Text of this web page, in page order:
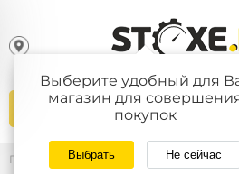
Выберите удобный для
магазин для
покупок
Выбрать Не сейчас
Главная / Каталог